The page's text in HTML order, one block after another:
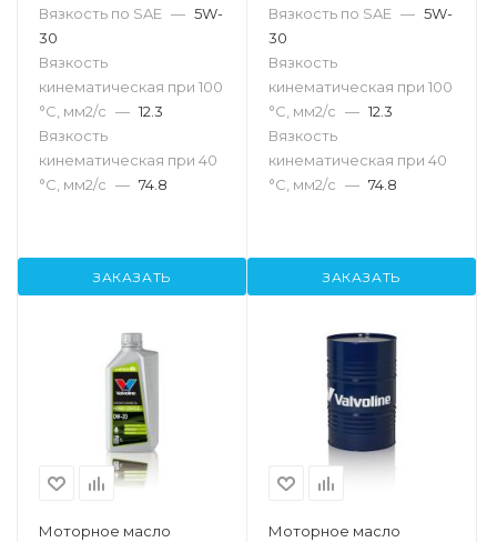
Вязкость по SAE — 5W-
30
Вязкость
кинематическая при 100
°С, мм2/с — 12.3
Вязкость
кинематическая при 40
°С, мм2/с — 74.8
ЗАКАЗАТЬ
Вязкость по SAE — 5W-
30
Вязкость
кинематическая при 100
°С, мм2/с — 12.3
Вязкость
кинематическая при 40
°С, мм2/с — 74.8
ЗАКАЗАТЬ
Моторное масло
Моторное масло